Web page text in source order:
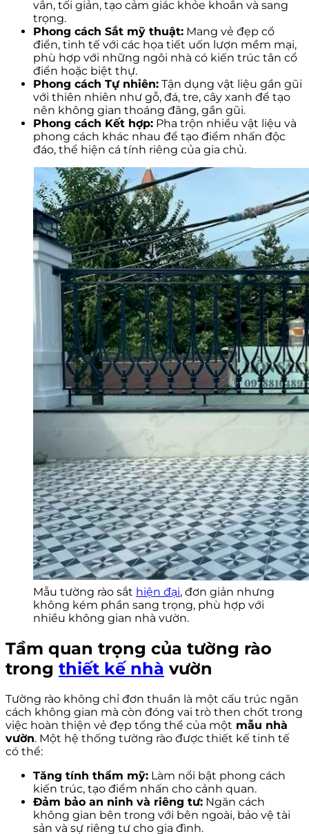
vắn, tối giản, tạo cảm giác khỏe khoắn và sang
trọng.
Phong cách Sắt mỹ thuật: Mang vẻ đẹp cổ
điển, tinh tế với các họa tiết uốn lượn mềm mại,
phù hợp với những ngôi nhà có kiến trúc tân cổ
điển hoặc biệt thự.
Phong cách Tự nhiên: Tận dụng vật liệu gần gũi
với thiên nhiên như gỗ, đá, tre, cây xanh để tạo
nên không gian thoáng đãng, gần gũi.
Phong cách Kết hợp: Pha trộn nhiều vật liệu và
phong cách khác nhau để tạo điểm nhấn độc
đáo, thể hiện cá tính riêng của gia chủ.
Mẫu tường rào sắt hiện đại, đơn giản nhưng
không kém phần sang trọng, phù hợp với
nhiều không gian nhà vườn.
Tầm quan trọng của tường rào
trong thiết kế nhà vườn
Tường rào không chỉ đơn thuần là một cấu trúc ngăn
cách không gian mà còn đóng vai trò then chốt trong
việc hoàn thiện vẻ đẹp tổng thể của một mẫu nhà
vườn. Một hệ thống tường rào được thiết kế tinh tế
có thể:
Tăng tính thẩm mỹ: Làm nổi bật phong cách
kiến trúc, tạo điểm nhấn cho cảnh quan.
Đảm bảo an ninh và riêng tư: Ngăn cách
không gian bên trong với bên ngoài, bảo vệ tài
sản và sự riêng tư cho gia đình.